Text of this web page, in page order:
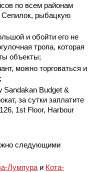
по всем районам
Сепилок, рыбацкую
и обойти его не
тропа, которая
объекты;
можно торговаться и
Sandakan Budget &
за сутки заплатите
1st Floor, Harbour
следующими
Лумпура и Кота-